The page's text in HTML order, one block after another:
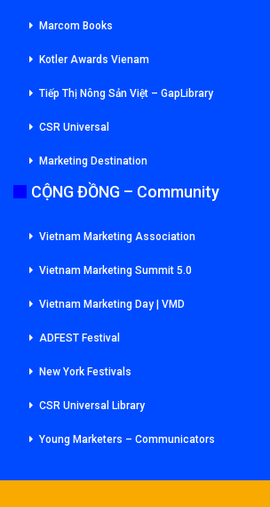
Marcom Books
Kotler Awards Vienam
Tiếp Thị Nông Sản Việt – GapLibrary
CSR Universal
Marketing Destination
CỘNG ĐỒNG – Community
Vietnam Marketing Association
Vietnam Marketing Summit 5.0
Vietnam Marketing Day | VMD
ADFEST Festival
New York Festivals
CSR Universal Library
Young Marketers – Communicators